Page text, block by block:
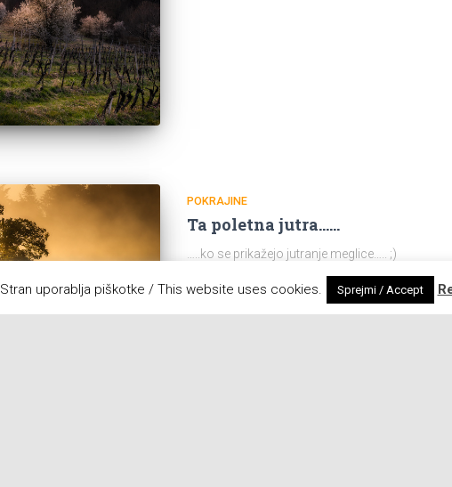
POKRAJINE
Ta poletna jutra……
…..ko se prikažejo jutranje meglice….. ;)
Objavil
nazaj
Stran uporablja piškotke / This website uses cookies. Sprejmi / Accept